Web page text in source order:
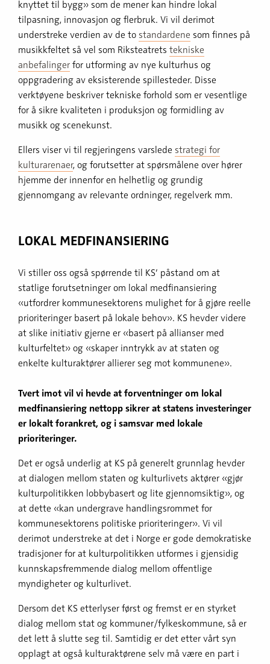
knyttet til bygg» som de mener kan hindre lokal
tilpasning, innovasjon og flerbruk. Vi vil derimot
understreke verdien av de to standardene som finnes på
musikkfeltet så vel som Riksteatrets tekniske
anbefalinger for utforming av nye kulturhus og
oppgradering av eksisterende spillesteder. Disse
verktøyene beskriver tekniske forhold som er vesentlige
for å sikre kvaliteten i produksjon og formidling av
musikk og scenekunst.
Ellers viser vi til regjeringens varslede strategi for
kulturarenaer, og forutsetter at spørsmålene over hører
hjemme der innenfor en helhetlig og grundig
gjennomgang av relevante ordninger, regelverk mm.
LOKAL MEDFINANSIERING
Vi stiller oss også spørrende til KS’ påstand om at
statlige forutsetninger om lokal medfinansiering
«utfordrer kommunesektorens mulighet for å gjøre reelle
prioriteringer basert på lokale behov». KS hevder videre
at slike initiativ gjerne er «basert på allianser med
kulturfeltet» og «skaper inntrykk av at staten og
enkelte kulturaktører allierer seg mot kommunene».
Tvert imot vil vi hevde at forventninger om lokal
medfinansiering nettopp sikrer at statens investeringer
er lokalt forankret, og i samsvar med lokale
prioriteringer.
Det er også underlig at KS på generelt grunnlag hevder
at dialogen mellom staten og kulturlivets aktører «gjør
kulturpolitikken lobbybasert og lite gjennomsiktig», og
at dette «kan undergrave handlingsrommet for
kommunesektorens politiske prioriteringer». Vi vil
derimot understreke at det i Norge er gode demokratiske
tradisjoner for at kulturpolitikken utformes i gjensidig
kunnskapsfremmende dialog mellom offentlige
myndigheter og kulturlivet.
Dersom det KS etterlyser først og fremst er en styrket
dialog mellom stat og kommuner/fylkeskommune, så er
det lett å slutte seg til. Samtidig er det etter vårt syn
opplagt at også kulturaktørene selv må være en part i